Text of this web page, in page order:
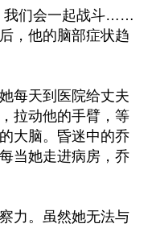
我们会一起战斗……
，他的脑部症状趋
每天到医院给丈夫
拉动他的手臂，等
大脑。昏迷中的乔
当她走进病房，乔
力。虽然她无法与